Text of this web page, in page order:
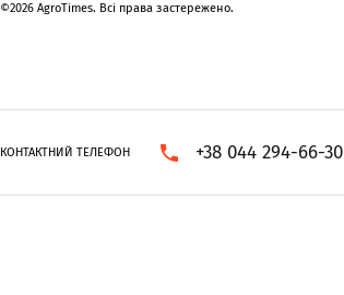
©2026 AgroTimes. Всі права застережено.
КОНТАКТНИЙ ТЕЛЕФОН +38 044 294-66-30